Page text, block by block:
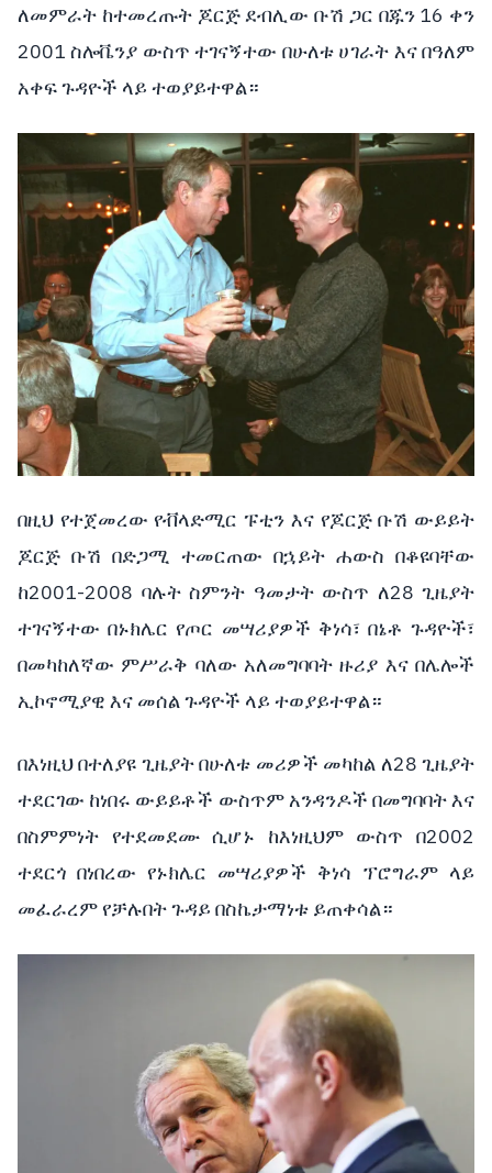
ለመምራት ከተመረጡት ጆርጅ ደብሊው ቡሽ ጋር በጁን 16 ቀን
2001 ስሎቬንያ ውስጥ ተገናኝተው በሁለቱ ሀገራት እና በዓለም
አቀፍ ጉዳዮች ላይ ተወያይተዋል።
በዚህ የተጀመረው የቭላድሚር ፑቲን እና የጆርጅ ቡሽ ውይይት
ጆርጅ ቡሽ በድጋሚ ተመርጠው በኋይት ሐውስ በቆዩባቸው
ከ2001-2008 ባሉት ስምንት ዓመታት ውስጥ ለ28 ጊዜያት
ተገናኝተው በኑክሌር የጦር መሣሪያዎች ቅነሳ፣ በኔቶ ጉዳዮች፣
በመካከለኛው ምሥራቅ ባለው አለመግባባት ዙሪያ እና በሌሎች
ኢኮኖሚያዊ እና መሰል ጉዳዮች ላይ ተወያይተዋል።
በእነዚህ በተለያዩ ጊዜያት በሁለቱ መሪዎች መካከል ለ28 ጊዜያት
ተደርገው ከነበሩ ውይይቶች ውስጥም አንዳንዶች በመግባባት እና
በስምምነት የተደመደሙ ሲሆኑ ከእነዚህም ውስጥ በ2002
ተደርጎ በነበረው የኑክሌር መሣሪያዎች ቅነሳ ፕሮግራም ላይ
መፈራረም የቻሉበት ጉዳይ በስኬታማነቱ ይጠቀሳል።